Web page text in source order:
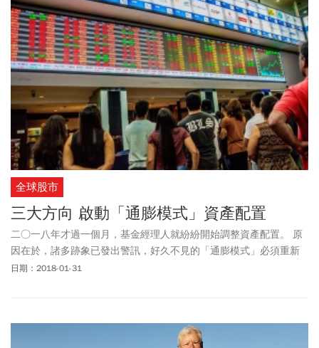
全球股市
三大方向 啟動「通膨模式」資產配置
二○一八年才過一個月，基金經理人就紛紛開始調整資產配置。 原
因在於，諸多跡象已發出警訊，好久不見的「通膨模式」必須重新
啟動了。
日期：2018-01-31